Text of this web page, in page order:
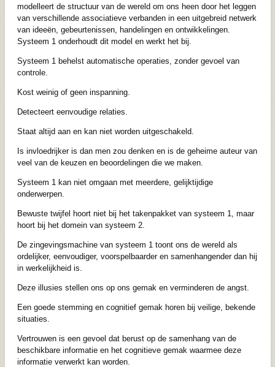
modelleert de structuur van de wereld om ons heen door het leggen
van verschillende associatieve verbanden in een uitgebreid netwerk
van ideeën, gebeurtenissen, handelingen en ontwikkelingen.
Systeem 1 onderhoudt dit model en werkt het bij.
Systeem 1 behelst automatische operaties, zonder gevoel van
controle.
Kost weinig of geen inspanning.
Detecteert eenvoudige relaties.
Staat altijd aan en kan niet worden uitgeschakeld.
Is invloedrijker is dan men zou denken en is de geheime auteur van
veel van de keuzen en beoordelingen die we maken.
Systeem 1 kan niet omgaan met meerdere, gelijktijdige
onderwerpen.
Bewuste twijfel hoort niet bij het takenpakket van systeem 1, maar
hoort bij het domein van systeem 2.
De zingevingsmachine van systeem 1 toont ons de wereld als
ordelijker, eenvoudiger, voorspelbaarder en samenhangender dan hij
in werkelijkheid is.
Deze illusies stellen ons op ons gemak en verminderen de angst.
Een goede stemming en cognitief gemak horen bij veilige, bekende
situaties.
Vertrouwen is een gevoel dat berust op de samenhang van de
beschikbare informatie en het cognitieve gemak waarmee deze
informatie verwerkt kan worden.